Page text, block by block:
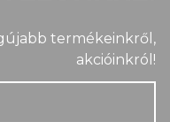
termékeinkről,
akcióinkról!